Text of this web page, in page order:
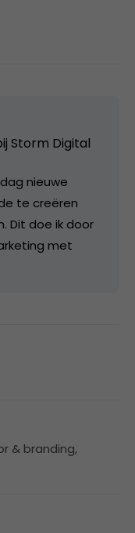
Storm Digital
nieuwe
te creëren
Dit doe ik door
met
& branding,